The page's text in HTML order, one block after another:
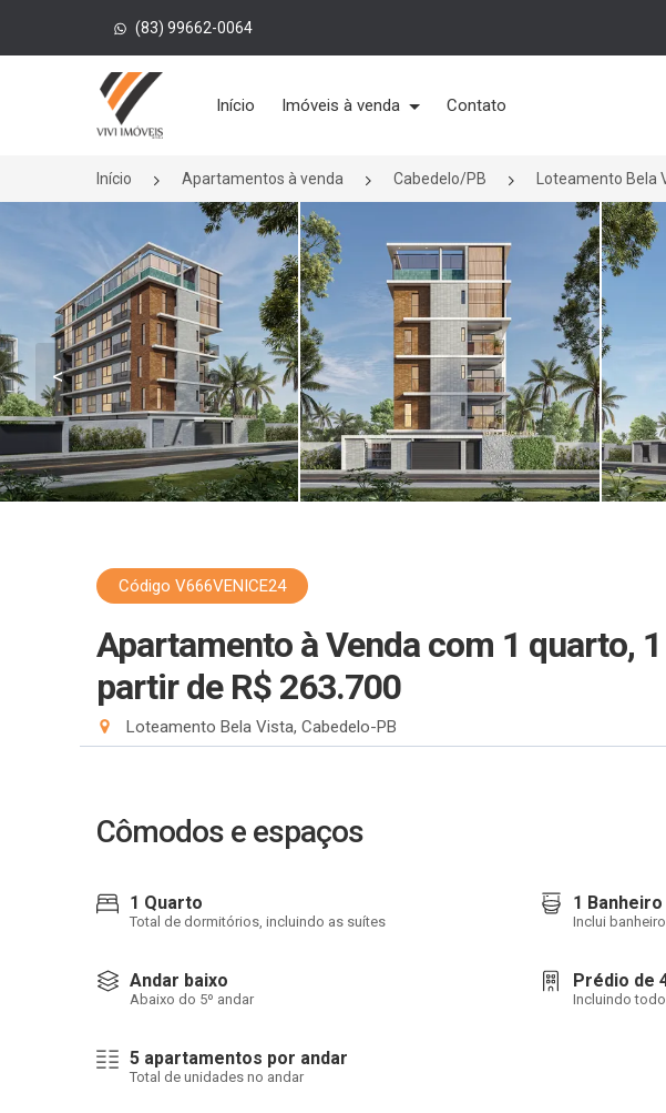
(83) 99662-0064
Página inicial
Início Imóveis à venda Contato
Início Apartamentos à venda Cabedelo/PB Loteamento Bela
<
Código V666VENICE24
Apartamento à Venda com 1 quarto,
partir de R$ 263.700
Loteamento Bela Vista, Cabedelo-PB
Cômodos e espaços
1 Quarto
Total de dormitórios, incluindo as suítes
1 Banheiro
Inclui
Andar baixo
Abaixo do 5º andar
Prédio de
Incluindo
5 apartamentos por andar
Total de unidades no andar